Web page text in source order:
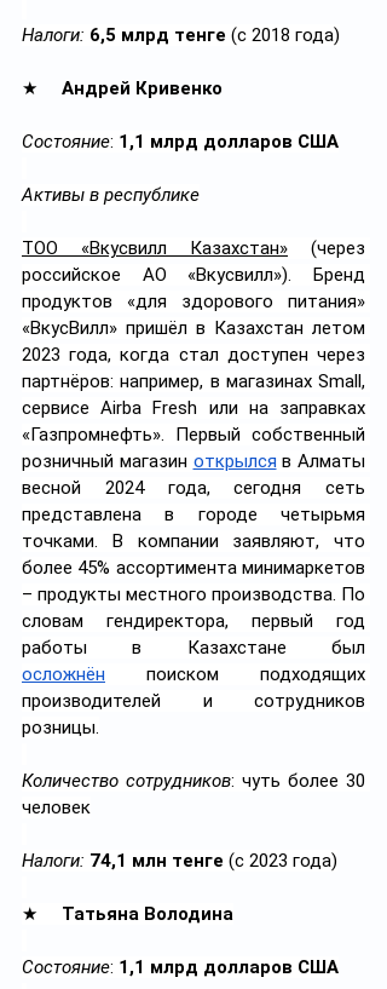
Налоги: 6,5 млрд тенге (с 2018 года)
★ Андрей Кривенко
Состояние: 1,1 млрд долларов США
Активы в республике
ТОО «Вкусвилл Казахстан» (через
российское АО «Вкусвилл»). Бренд
продуктов «для здорового питания»
«ВкусВилл» пришёл в Казахстан летом
2023 года, когда стал доступен через
партнёров: например, в магазинах Small,
сервисе Airba Fresh или на заправках
«Газпромнефть». Первый собственный
розничный магазин открылся в Алматы
весной 2024 года, сегодня сеть
представлена в городе четырьмя
точками. В компании заявляют, что
более 45% ассортимента минимаркетов
– продукты местного производства. По
словам гендиректора, первый год
осложнён поиском подходящих
производителей и сотрудников
розницы.
Количество сотрудников: чуть более 30
человек
Налоги: 74,1 млн тенге (с 2023 года)
★ Татьяна Володина
Состояние: 1,1 млрд долларов США